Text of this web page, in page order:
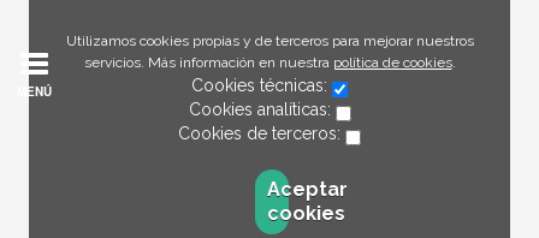
Utilizamos cookies propias y de terceros para mejorar nuestros
servicios. Más información en nuestra política de cookies.
Cookies técnicas:
Cookies analíticas:
Cookies de terceros:
Aceptar
cookies
MENÚ